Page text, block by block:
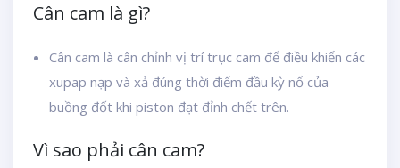
Cân cam là gì?
Cân cam là cân chỉnh vị trí trục cam để điều khiển các
xupap nạp và xả đúng thời điểm đầu kỳ nổ của
buồng đốt khi piston đạt đỉnh chết trên.
Vì sao phải cân cam?